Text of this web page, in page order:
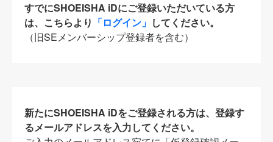
すでにSHOEISHA iDにご登録いただいている方
は、こちらより 「ログイン」 してください。
（旧SEメンバーシップ登録者を含む）
新たにSHOEISHA iDをご登録される方は、登録す
るメールアドレスを入力してください。